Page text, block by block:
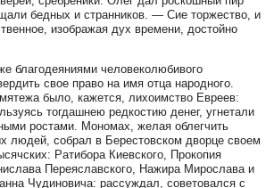
бедных и странников. — Сие торжество, и
изображая дух времени, достойно
благодеяниями человеколюбивого
свое право на имя отца народного.
было, кажется, лихоимство Евреев:
тогдашнею редкостию денег, угнетали
ростами. Мономах, желая облегчить
людей, собрал в Берестовском дворце своем
Ратибора Киевского, Прокопия
Переяславского, Нажира Мирослава и
Чудиновича: рассуждал, советовался с